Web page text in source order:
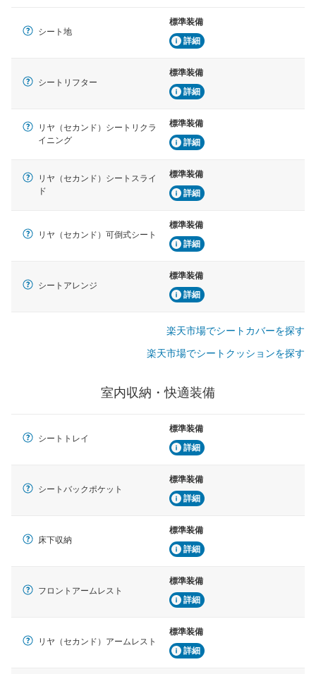
シート地
標準装備
詳細
シートリフター
標準装備
詳細
リヤ（セカンド）シートリクラ
イニング
標準装備
詳細
リヤ（セカンド）シートスライ
ド
標準装備
詳細
リヤ（セカンド）可倒式シート
標準装備
詳細
シートアレンジ
標準装備
詳細
楽天市場でシートカバーを探す
楽天市場でシートクッションを探す
室内収納・快適装備
シートトレイ
標準装備
詳細
シートバックポケット
標準装備
詳細
床下収納
標準装備
詳細
フロントアームレスト
標準装備
詳細
リヤ（セカンド）アームレスト
標準装備
詳細